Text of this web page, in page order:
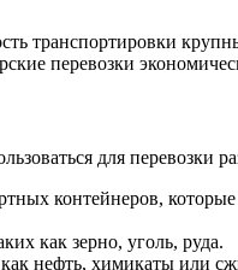
транспортировки
перевозки
для перевозки
контейнеров,
как зерно, уголь, руда.
нефть, химикаты или